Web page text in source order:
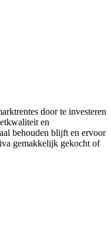
door te investeren
en
behouden blijft en ervoor
gemakkelijk gekocht of